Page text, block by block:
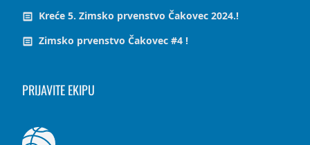
Kreće 5. Zimsko prvenstvo Čakovec 2024.!
Zimsko prvenstvo Čakovec #4 !
PRIJAVITE EKIPU